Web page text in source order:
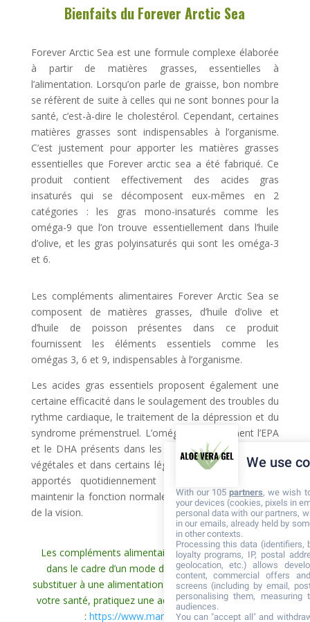
Bienfaits du Forever Arctic Sea
Forever Arctic Sea est une formule complexe élaborée
à partir de matières grasses, essentielles à
l’alimentation. Lorsqu’on parle de graisse, bon nombre
se réfèrent de suite à celles qui ne sont bonnes pour la
santé, c’est-à-dire le cholestérol. Cependant, certaines
matières grasses sont indispensables à l’organisme.
C’est justement pour apporter les matières grasses
essentielles que Forever arctic sea a été fabriqué. Ce
produit contient effectivement des acides gras
insaturés qui se décomposent eux-mêmes en 2
catégories : les gras mono-insaturés comme les
oméga-9 que l’on trouve essentiellement dans l’huile
d’olive, et les gras polyinsaturés qui sont les oméga-3
et 6.
Les compléments alimentaires Forever Arctic Sea se
composent de matières grasses, d’huile d’olive et
d’huile de poisson présentes dans ce produit
fournissent les éléments essentiels comme les
omégas 3, 6 et 9, indispensables à l’organisme.
Les acides gras essentiels proposent également une
certaine efficacité dans le soulagement des troubles du
rythme cardiaque, le traitement de la dépression et du
syndrome prémenstruel. L’oméga 3, notamment l’EPA
et le DHA présents dans les poissons gras, les huiles
végétales et dans certains légumes verts, doivent être
apportés quotidiennement à l’organisme afin de
maintenir la fonction normale du cerveau, du cœur et
de la vision.
Les compléments alimentaires doivent être utilisés
dans le cadre d’un mode de vie sain et ne pas se
substituer à une alimentation variée et équilibrée. Pour
votre santé, pratiquez une activité physique régulière
:https://www.mangerbouger.fr/
We use
With our 105partners, we wish
your devices (cookies, pixels in
personal data with our partners,
in our emails, already held by
in other contexts.
Processing this data (identifiers,
loyalty programs, IP, postal
geolocation, etc.) allows
content, commercial offers
screens (including by email,
personalising them, measuring
audiences.
You can "accept all" and